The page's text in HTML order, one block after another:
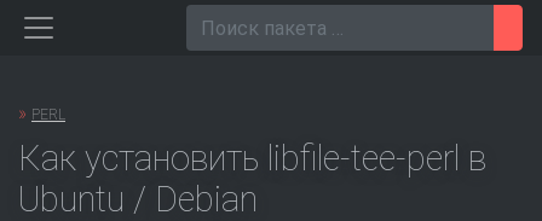
Перейти
» PERL
Как установить libfile-tee-perl в
Ubuntu / Debian